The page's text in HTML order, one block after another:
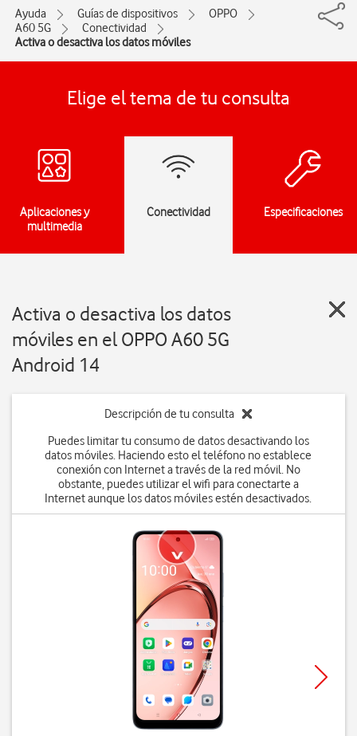
Ayuda Guías de dispositivos
OPPO
A60 5G
Conectividad
Activa o desactiva los datos móviles
Elige el tema de tu consulta
Aplicaciones y
multimedia
Conectividad Especificaciones
Activa o desactiva los datos
móviles en el OPPO A60 5G
Android 14
Descripción de tu consulta
Puedes limitar tu consumo de datos desactivando los
datos móviles. Haciendo esto el teléfono no establece
conexión con Internet a través de la red móvil. No
obstante, puedes utilizar el wifi para conectarte a
Internet aunque los datos móviles estén desactivados.